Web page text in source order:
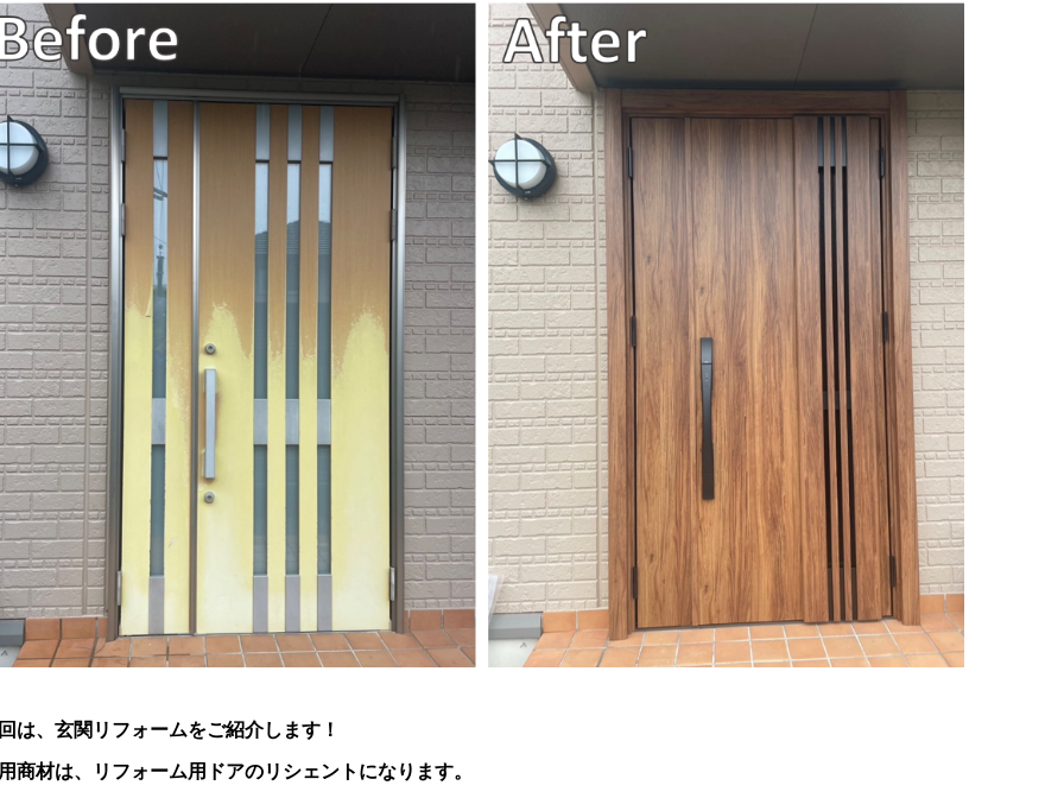
は、玄関リフォームをご紹介します！
商材は、リフォーム用ドアのリシェントになります。